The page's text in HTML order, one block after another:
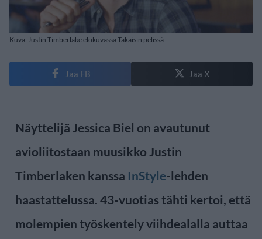
Kuva: Justin Timberlake elokuvassa Takaisin pelissä
Jaa FB Jaa X
Näyttelijä Jessica Biel on avautunut
avioliitostaan muusikko Justin
Timberlaken kanssa InStyle-lehden
haastattelussa. 43-vuotias tähti kertoi, että
molempien työskentely viihdealalla auttaa